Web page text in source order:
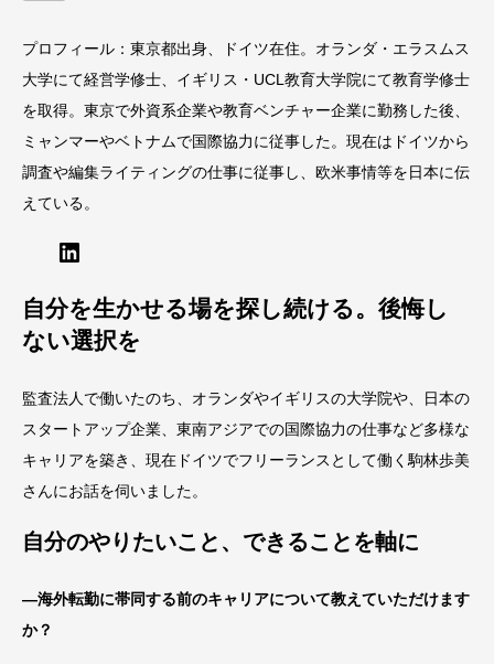
プロフィール：東京都出身、ドイツ在住。オランダ・エラスムス
大学にて経営学修士、イギリス・UCL教育大学院にて教育学修士
を取得。東京で外資系企業や教育ベンチャー企業に勤務した後、
ミャンマーやベトナムで国際協力に従事した。現在はドイツから
調査や編集ライティングの仕事に従事し、欧米事情等を日本に伝
えている。
LinkedIn
自分を生かせる場を探し続ける。後悔し
ない選択を
監査法人で働いたのち、オランダやイギリスの大学院や、日本の
スタートアップ企業、東南アジアでの国際協力の仕事など多様な
キャリアを築き、現在ドイツでフリーランスとして働く駒林歩美
さんにお話を伺いました。
自分のやりたいこと、できることを軸に
―海外転勤に帯同する前のキャリアについて教えていただけます
か？